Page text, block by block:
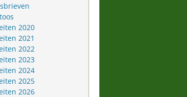
2020
2021
2022
2023
2024
2025
2026